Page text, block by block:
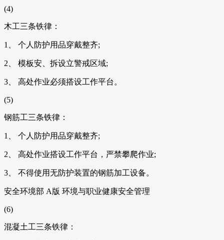
(4)
木工三条铁律：
1、 个人防护用品穿戴整齐;
2、 模板安、拆设立警戒区域;
3、 高处作业必须搭设工作平台。
(5)
钢筋工三条铁律：
1、 个人防护用品穿戴整齐;
2、 高处作业搭设工作平台，严禁攀爬作业;
3、 不得使用无防护装置的钢筋加工设备。
安全环境部 A版 环境与职业健康安全管理
(6)
混凝土工三条铁律：